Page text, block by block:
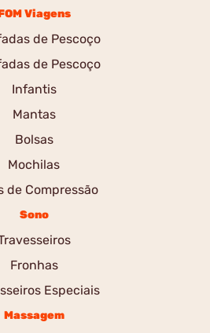
Viagens
de Pescoço
de Pescoço
Infantis
Mantas
Bolsas
Mochilas
de Compressão
Sono
Fronhas
Especiais
Massagem